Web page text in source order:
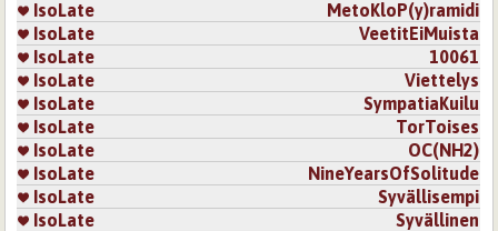
IsoLate
MetoKloP(y)ramidi
IsoLate
VeetitEiMuista
IsoLate
10061
IsoLate
Viettelys
IsoLate
SympatiaKuilu
IsoLate
TorToises
IsoLate
OC(NH2)
IsoLate
NineYearsOfSolitude
IsoLate
Syvällisempi
IsoLate
Syvällinen